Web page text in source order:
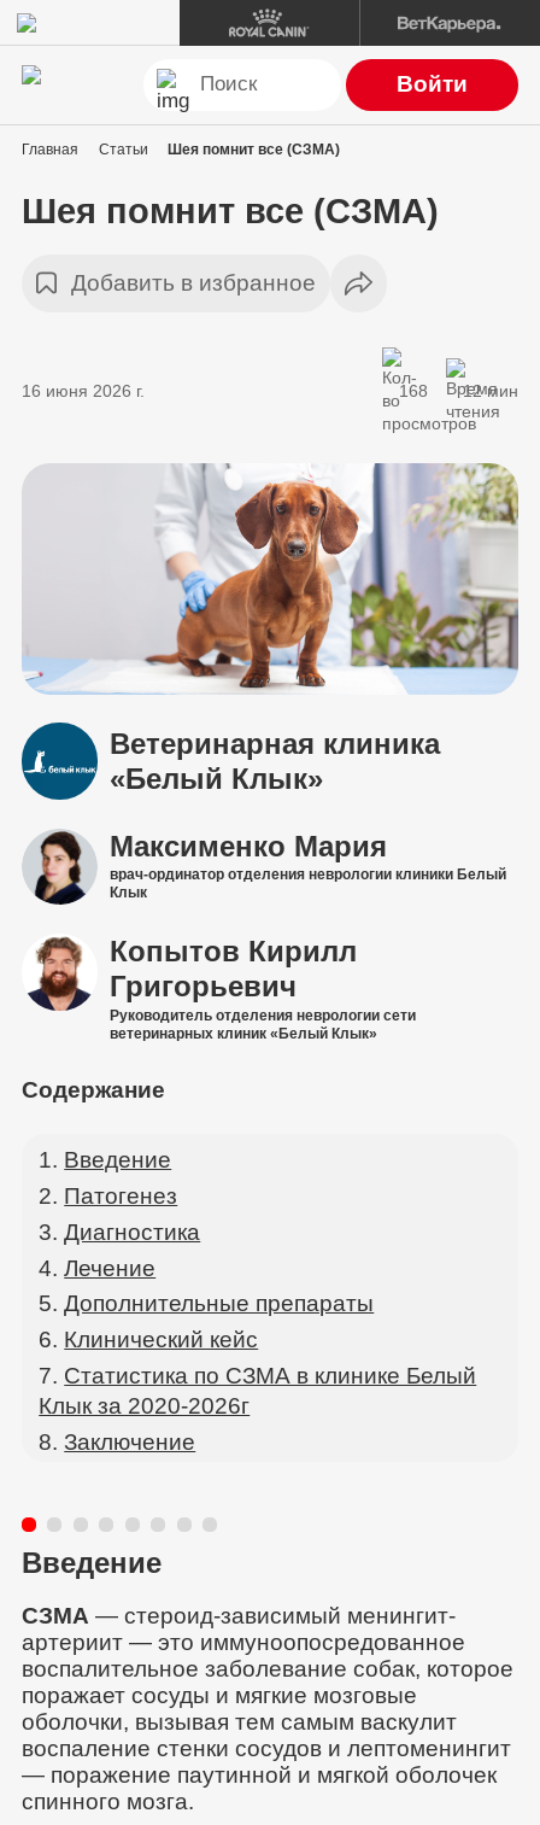
Войти
Главная Статьи Шея помнит все (СЗМА)
Шея помнит все (СЗМА)
Добавить в избранное
16 июня 2026 г. 168 12 мин
Ветеринарная клиника
«Белый Клык»
Максименко Мария
врач-ординатор отделения неврологии клиники Белый
Клык
Копытов Кирилл
Григорьевич
Руководитель отделения неврологии сети
ветеринарных клиник «Белый Клык»
Содержание
Введение
Патогенез
Диагностика
Лечение
Дополнительные препараты
Клинический кейс
Статистика по СЗМА в клинике Белый
Клык за 2020-2026г
Заключение
Введение
СЗМА — стероид-зависимый менингит-
артериит — это иммуноопосредованное
воспалительное заболевание собак, которое
поражает сосуды и мягкие мозговые
оболочки, вызывая тем самым васкулит
воспаление стенки сосудов и лептоменингит
— поражение паутинной и мягкой оболочек
спинного мозга.